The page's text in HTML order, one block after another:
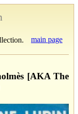
main page
[AKA The